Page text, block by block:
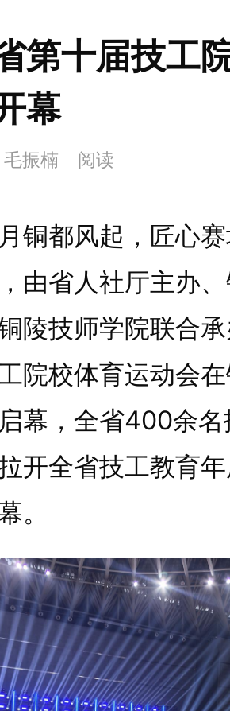
第十届技工
幕
振楠 阅读
都风起，匠心赛
由省人社厅主办
陵技师学院联合
院校体育运动会
幕，全省400余名
开全省技工教育
。